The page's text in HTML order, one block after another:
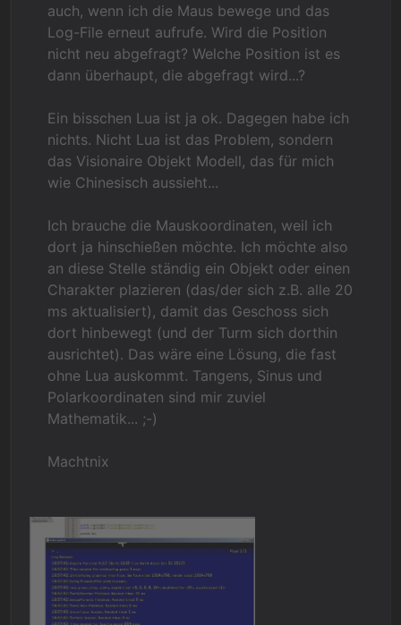
auch, wenn ich die Maus bewege und das
Log-File erneut aufrufe. Wird die Position
nicht neu abgefragt? Welche Position ist es
dann überhaupt, die abgefragt wird...?
Ein bisschen Lua ist ja ok. Dagegen habe ich
nichts. Nicht Lua ist das Problem, sondern
das Visionaire Objekt Modell, das für mich
wie Chinesisch aussieht...
Ich brauche die Mauskoordinaten, weil ich
dort ja hinschießen möchte. Ich möchte also
an diese Stelle ständig ein Objekt oder einen
Charakter plazieren (das/der sich z.B. alle 20
ms aktualisiert), damit das Geschoss sich
dort hinbewegt (und der Turm sich dorthin
ausrichtet). Das wäre eine Lösung, die fast
ohne Lua auskommt. Tangens, Sinus und
Polarkoordinaten sind mir zuviel
Mathematik... ;-)
Machtnix